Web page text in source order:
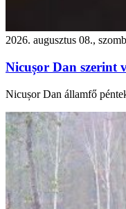
2026. augusztus 08.,
Nicușor Dan szerint
Nicușor Dan államfő